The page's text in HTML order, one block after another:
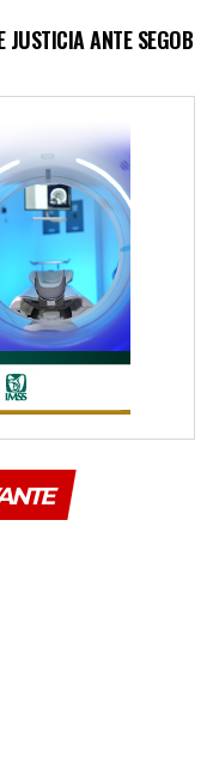
JUSTICIA ANTE SEGOB